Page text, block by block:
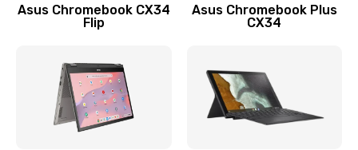
Замена кнопок громкости
Защита гидрогелевой пленкой
Asus Chromebook CX34
Flip
Asus Chromebook Plus
CX34